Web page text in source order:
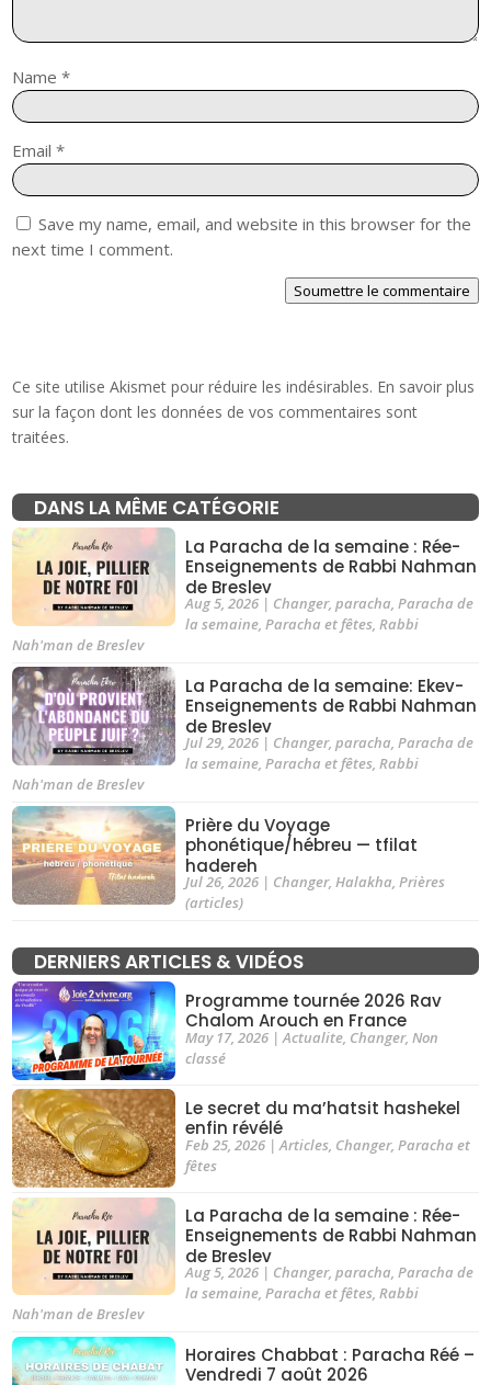
Name*
Email*
Save my name, email, and website in this browser for the
next time I comment.
Soumettre le commentaire
Ce site utilise Akismet pour réduire les indésirables. En savoir plus
sur la façon dont les données de vos commentaires sont
traitées.
DANS LA MÊME CATÉGORIE
La Paracha de la semaine : Rée-
Enseignements de Rabbi Nahman
de Breslev
Aug 5, 2026| Changer, paracha, Paracha de
la semaine, Paracha et fêtes, Rabbi
Nah'man de Breslev
La Paracha de la semaine: Ekev-
Enseignements de Rabbi Nahman
de Breslev
Jul 29, 2026| Changer, paracha, Paracha de
la semaine, Paracha et fêtes, Rabbi
Nah'man de Breslev
Prière du Voyage
phonétique/hébreu — tfilat
hadereh
Jul 26, 2026| Changer, Halakha, Prières
(articles)
DERNIERS ARTICLES & VIDÉOS
Programme tournée 2026 Rav
Chalom Arouch en France
May 17, 2026|Actualite, Changer, Non
classé
Le secret du ma’hatsit hashekel
enfin révélé
Feb 25, 2026|Articles, Changer, Paracha et
fêtes
La Paracha de la semaine : Rée-
Enseignements de Rabbi Nahman
de Breslev
Aug 5, 2026| Changer, paracha, Paracha de
la semaine, Paracha et fêtes, Rabbi
Nah'man de Breslev
Horaires Chabbat : Paracha Réé –
Vendredi 7 août 2026